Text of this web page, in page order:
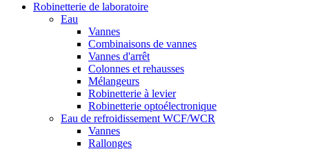
Robinetterie de laboratoire
Eau
Vannes
Combinaisons de vannes
Vannes d'arrêt
Colonnes et rehausses
Mélangeurs
Robinetterie à levier
Robinetterie optoélectronique
Eau de refroidissement WCF/WCR
Vannes
Rallonges